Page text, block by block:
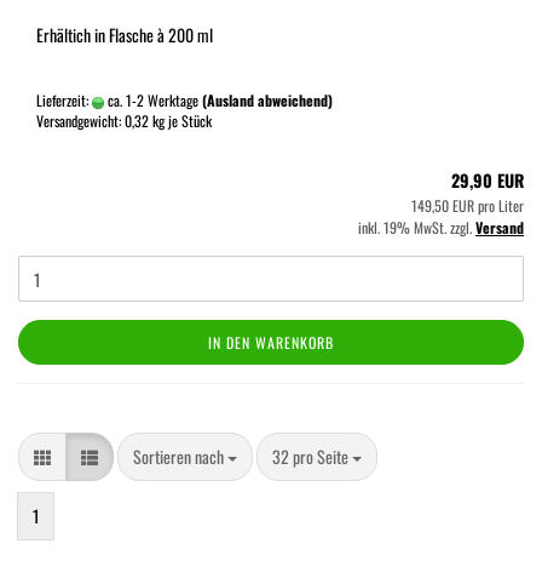
Erhältich in Flasche à 200 ml
Lieferzeit: ca. 1-2 Werktage(Ausland abweichend)
Versandgewicht:0,32kg je Stück
29,90 EUR
149,50 EUR pro Liter
inkl. 19% MwSt. zzgl.Versand
IN DEN WARENKORB
Sortieren nach
Sortieren nach 32 pro Seite
pro Seite
1